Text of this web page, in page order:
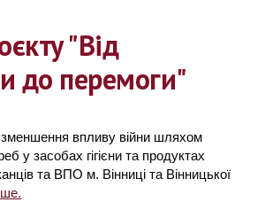
"Від
до перемоги"
впливу війни шляхом
у засобах гігієни та продуктах
та ВПО м. Вінниці та Вінницької